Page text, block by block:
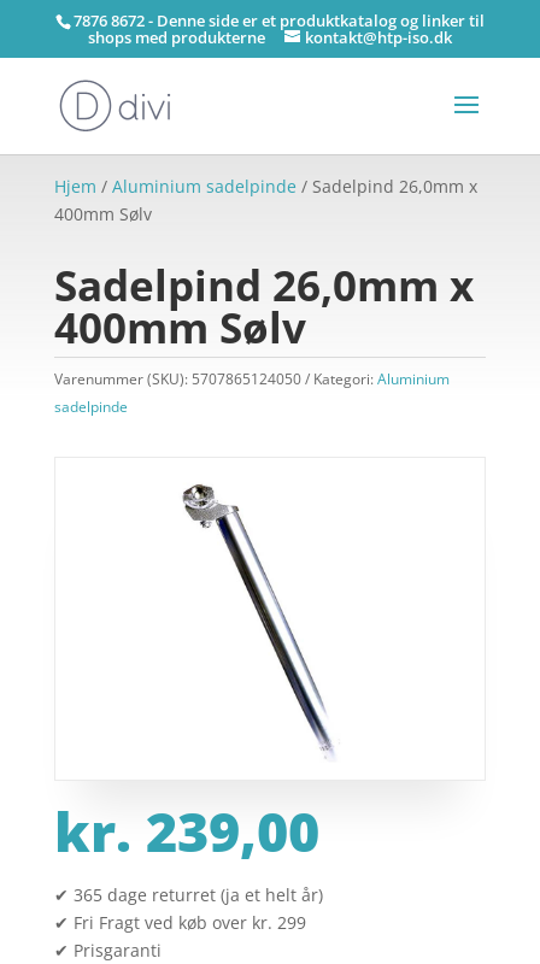
7876 8672 - Denne side er et produktkatalog og linker til
shops med produkterne kontakt@htp-iso.dk
Hjem / Aluminium sadelpinde / Sadelpind 26,0mm x
400mm Sølv
Sadelpind 26,0mm x
400mm Sølv
Varenummer (SKU): 5707865124050 Kategori:Aluminium
sadelpinde
kr. 239,00
✔ 365 dage returret (ja et helt år)
✔ Fri Fragt ved køb over kr. 299
✔ Prisgaranti